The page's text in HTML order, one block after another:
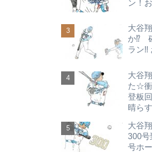
ン！
大谷
か⁉
ラン‼
大谷
た☆衝
登板
晴ら
大谷
300号
号ホ